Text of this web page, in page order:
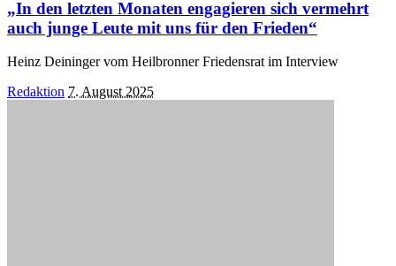
„In den letzten Monaten engagieren sich vermehrt
auch junge Leute mit uns für den Frieden“
Heinz Deininger vom Heilbronner Friedensrat im Interview
Posted
Redaktion 7. August 2025